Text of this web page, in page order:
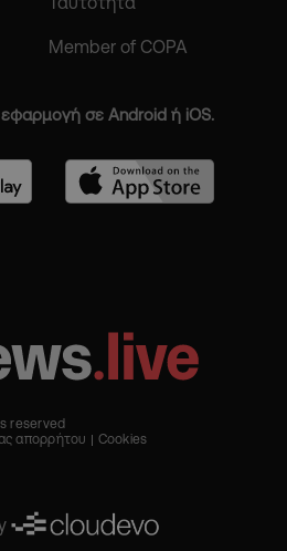
Member of COPA
σε Android ή iOS.
reserved
απορρήτου Cookies